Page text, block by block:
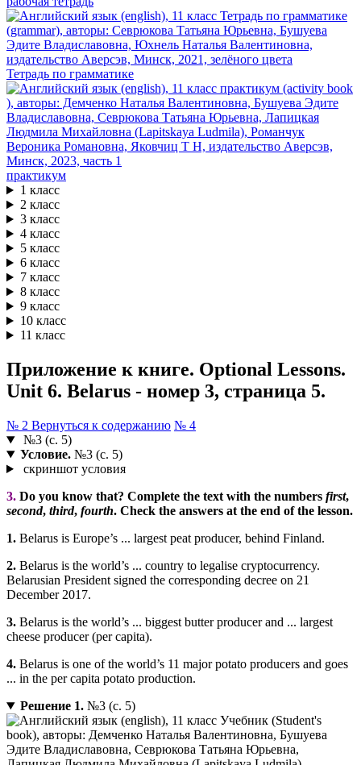
Тетрадь по грамматике
практикум
1 класс
2 класс
3 класс
4 класс
5 класс
6 класс
7 класс
8 класс
9 класс
10 класс
11 класс
Приложение к книге. Optional Lessons.
Unit 6. Belarus - номер 3, страница 5.
№ 2 Вернуться к содержанию № 4
№3 (с. 5)
Условие.№3 (с. 5)
скриншот условия
3. Do you know that? Complete the text with the numbers first,
second, third, fourth. Check the answers at the end of the lesson.
1. Belarus is Europe’s ... largest peat producer, behind Finland.
2. Belarus is the world’s ... country to legalise cryptocurrency.
Belarusian President signed the corresponding decree on 21
December 2017.
3. Belarus is the world’s ... biggest butter producer and ... largest
cheese producer (per capita).
4. Belarus is one of the world’s 11 major potato producers and goes
... in the per capita potato production.
Решение 1.№3 (с. 5)